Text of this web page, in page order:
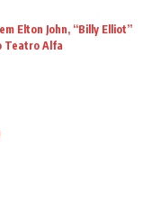
Elton John, “Billy Elliot”
Teatro Alfa